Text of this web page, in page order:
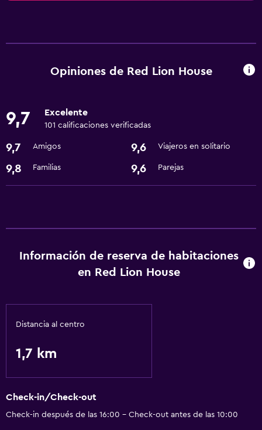
Opiniones de Red Lion House
9,7 Excelente
101 calificaciones verificadas
9,7 Amigos 9,6 Viajeros en solitario
9,8 Familias 9,6 Parejas
Información de reserva de habitaciones
en Red Lion House
Distancia al centro
1,7 km
Check-in/Check-out
Check-in después de las 16:00 - Check-out antes de las 10:00